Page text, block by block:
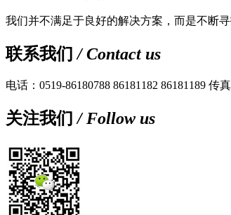
我们并不满足于良好的解决方案，而是不断
联系我们 / Contact us
电话：0519-86180788 86181182 86181189 传
关注我们 / Follow us